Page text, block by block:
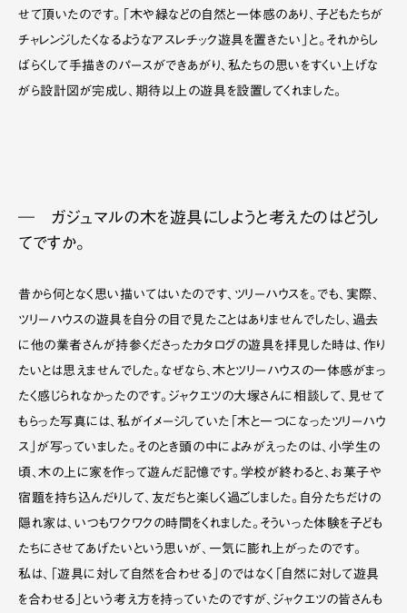
せて頂いたのです。「木や緑などの自然と一体感のあり、子どもたちが
チャレンジしたくなるようなアスレチック遊具を置きたい」と。それからし
ばらくして手描きのパースができあがり、私たちの思いをすくい上げな
がら設計図が完成し、期待以上の遊具を設置してくれました。
― ガジュマルの木を遊具にしようと考えたのはどうし
てですか。
昔から何となく思い描いてはいたのです、ツリーハウスを。でも、実際、
ツリーハウスの遊具を自分の目で見たことはありませんでしたし、過去
に他の業者さんが持参くださったカタログの遊具を拝見した時は、作り
たいとは思えませんでした。なぜなら、木とツリーハウスの一体感がまっ
たく感じられなかったのです。ジャクエツの大塚さんに相談して、見せて
もらった写真には、私がイメージしていた「木と一つになったツリーハウ
ス」が写っていました。そのとき頭の中によみがえったのは、小学生の
頃、木の上に家を作って遊んだ記憶です。学校が終わると、お菓子や
宿題を持ち込んだりして、友だちと楽しく過ごしました。自分たちだけの
隠れ家は、いつもワクワクの時間をくれました。そういった体験を子ども
たちにさせてあげたいという思いが、一気に膨れ上がったのです。
私は、「遊具に対して自然を合わせる」のではなく「自然に対して遊具
を合わせる」という考え方を持っていたのですが、ジャクエツの皆さんも